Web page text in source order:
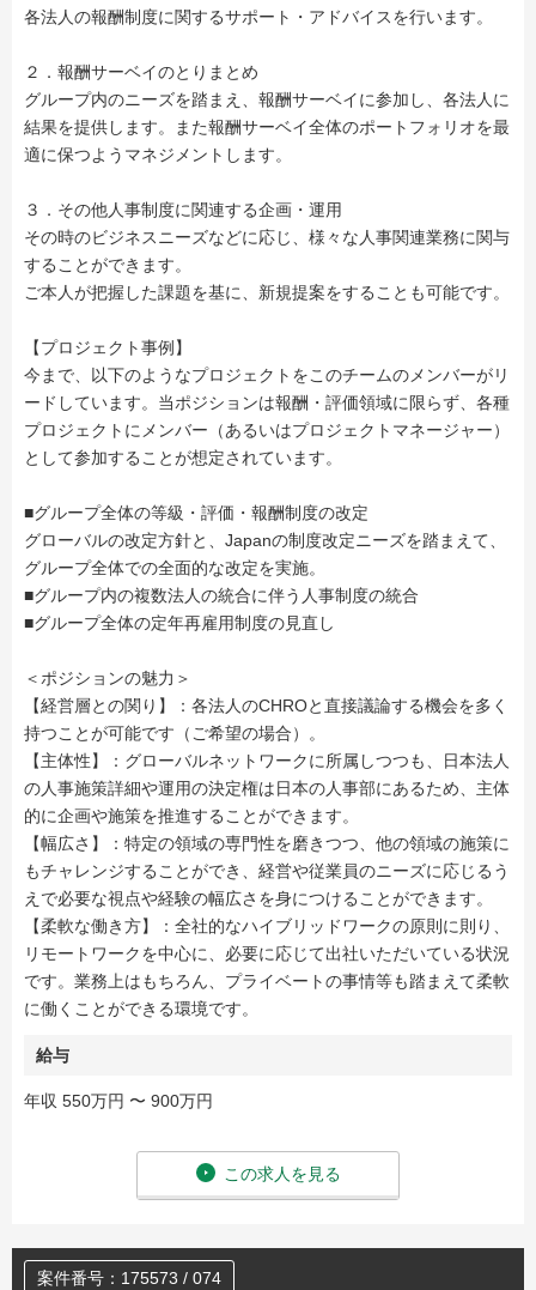
各法人の報酬制度に関するサポート・アドバイスを行います。
２．報酬サーベイのとりまとめ
グループ内のニーズを踏まえ、報酬サーベイに参加し、各法人に
結果を提供します。また報酬サーベイ全体のポートフォリオを最
適に保つようマネジメントします。
３．その他人事制度に関連する企画・運用
その時のビジネスニーズなどに応じ、様々な人事関連業務に関与
することができます。
ご本人が把握した課題を基に、新規提案をすることも可能です。
【プロジェクト事例】
今まで、以下のようなプロジェクトをこのチームのメンバーがリ
ードしています。当ポジションは報酬・評価領域に限らず、各種
プロジェクトにメンバー（あるいはプロジェクトマネージャー）
として参加することが想定されています。
■グループ全体の等級・評価・報酬制度の改定
グローバルの改定方針と、Japanの制度改定ニーズを踏まえて、
グループ全体での全面的な改定を実施。
■グループ内の複数法人の統合に伴う人事制度の統合
■グループ全体の定年再雇用制度の見直し
＜ポジションの魅力＞
【経営層との関り】：各法人のCHROと直接議論する機会を多く
持つことが可能です（ご希望の場合）。
【主体性】：グローバルネットワークに所属しつつも、日本法人
の人事施策詳細や運用の決定権は日本の人事部にあるため、主体
的に企画や施策を推進することができます。
【幅広さ】：特定の領域の専門性を磨きつつ、他の領域の施策に
もチャレンジすることができ、経営や従業員のニーズに応じるう
えで必要な視点や経験の幅広さを身につけることができます。
【柔軟な働き方】：全社的なハイブリッドワークの原則に則り、
リモートワークを中心に、必要に応じて出社いただいている状況
です。業務上はもちろん、プライベートの事情等も踏まえて柔軟
に働くことができる環境です。
給与
年収 550万円 〜 900万円
この求人を見る
案件番号：175573 / 074